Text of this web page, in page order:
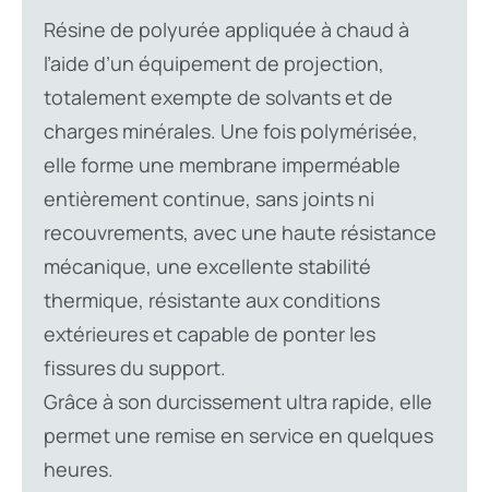
Résine de polyurée appliquée à chaud à
l’aide d’un équipement de projection,
totalement exempte de solvants et de
charges minérales. Une fois polymérisée,
elle forme une membrane imperméable
entièrement continue, sans joints ni
recouvrements, avec une haute résistance
mécanique, une excellente stabilité
thermique, résistante aux conditions
extérieures et capable de ponter les
fissures du support.
Grâce à son durcissement ultra rapide, elle
permet une remise en service en quelques
heures.